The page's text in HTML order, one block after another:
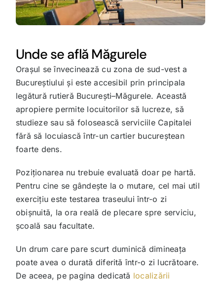
Unde se află Măgurele
Orașul se învecinează cu zona de sud-vest a
Bucureștiului și este accesibil prin principala
legătură rutieră București–Măgurele. Această
apropiere permite locuitorilor să lucreze, să
studieze sau să folosească serviciile Capitalei
fără să locuiască într-un cartier bucureștean
foarte dens.
Poziționarea nu trebuie evaluată doar pe hartă.
Pentru cine se gândește la o mutare, cel mai util
exercițiu este testarea traseului într-o zi
obișnuită, la ora reală de plecare spre serviciu,
școală sau facultate.
Un drum care pare scurt duminică dimineața
poate avea o durată diferită într-o zi lucrătoare.
De aceea, pe pagina dedicată localizării